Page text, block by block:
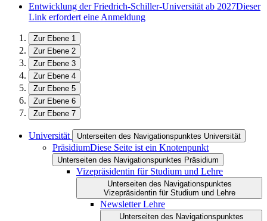
Entwicklung der Friedrich-Schiller-Universität ab 2027Dieser
Link erfordert eine Anmeldung
Zur Ebene 1
Zur Ebene 2
Zur Ebene 3
Zur Ebene 4
Zur Ebene 5
Zur Ebene 6
Zur Ebene 7
Universität Unterseiten des Navigationspunktes Universität
PräsidiumDiese Seite ist ein Knotenpunkt
Unterseiten des Navigationspunktes Präsidium
Vizepräsidentin für Studium und Lehre
Unterseiten des Navigationspunktes
Vizepräsidentin für Studium und Lehre
Newsletter Lehre
Unterseiten des Navigationspunktes